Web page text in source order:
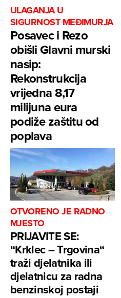
ULAGANJA U
SIGURNOST MEĐIMURJA
Posavec i Rezo
obišli Glavni murski
nasip:
Rekonstrukcija
vrijedna 8,17
milijuna eura
podiže zaštitu od
poplava
OTVORENO JE RADNO
MJESTO
PRIJAVITE SE:
“Krklec – Trgovina“
traži djelatnika ili
djelatnicu za radna
benzinskoj postaji